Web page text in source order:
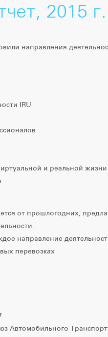
2015 г.
направления
IRU
и реальной жизни
от прошлогодних,
направление
перевозках
Автомобильного